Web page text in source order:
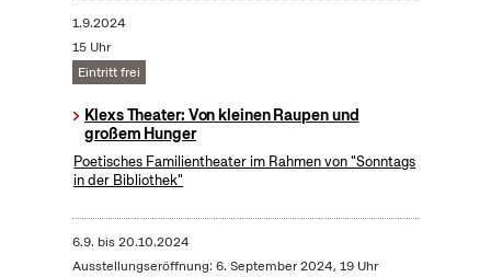
1.9.2024
15 Uhr
Eintritt frei
Klexs Theater: Von kleinen Raupen und
großem Hunger
Poetisches Familientheater im Rahmen von "Sonntags
in der Bibliothek"
6.9. bis20.10.2024
Ausstellungseröffnung: 6. September 2024, 19 Uhr